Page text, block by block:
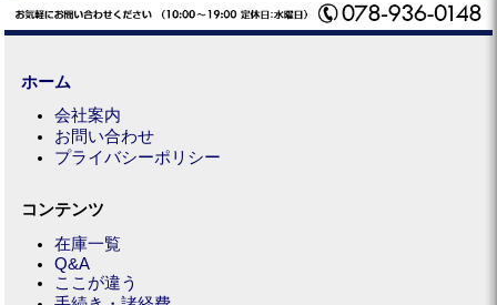
ホーム
会社案内
お問い合わせ
プライバシーポリシー
コンテンツ
在庫一覧
Q&A
ここが違う